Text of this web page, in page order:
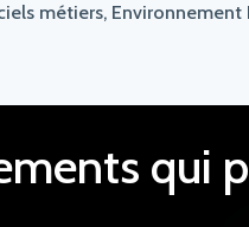
métiers,
qui